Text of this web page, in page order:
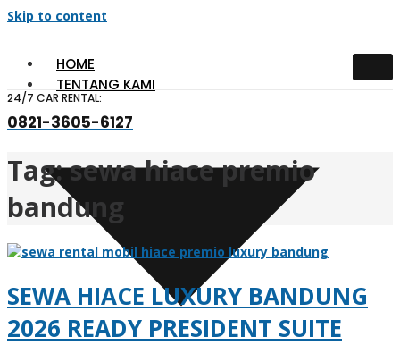
Skip to content
HOME
TENTANG KAMI
24/7 CAR RENTAL:
0821-3605-6127
Tag:sewa hiace premio
bandung
SEWA HIACE LUXURY BANDUNG
2026 READY PRESIDENT SUITE